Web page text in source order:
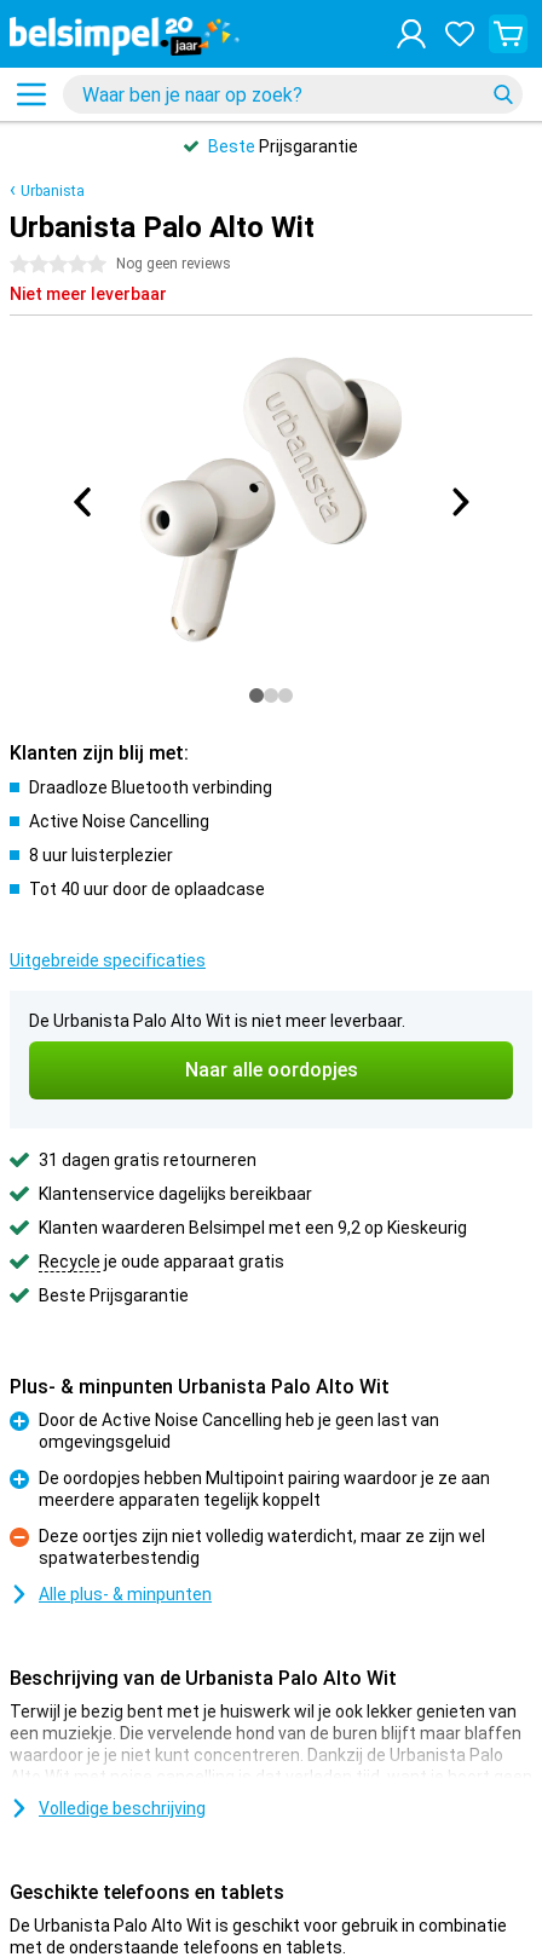
Beste Prijsgarantie
Urbanista
Urbanista Palo Alto Wit
0 sterren Nog geen reviews
Niet meer leverbaar
Klanten zijn blij met:
Draadloze Bluetooth verbinding
Active Noise Cancelling
8 uur luisterplezier
Tot 40 uur door de oplaadcase
Uitgebreide specificaties
De Urbanista Palo Alto Wit is niet meer leverbaar.
Naar alle oordopjes
31 dagen gratis retourneren
Klantenservice dagelijks bereikbaar
Klanten waarderen Belsimpel met een 9,2 op Kieskeurig
Recycle je oude apparaat gratis
Beste Prijsgarantie
Plus- & minpunten Urbanista Palo Alto Wit
Pluspunt
Door de Active Noise Cancelling heb je geen last van
omgevingsgeluid
Pluspunt
De oordopjes hebben Multipoint pairing waardoor je ze aan
meerdere apparaten tegelijk koppelt
Minpunt
Deze oortjes zijn niet volledig waterdicht, maar ze zijn wel
spatwaterbestendig
Alle plus- & minpunten
Beschrijving van de Urbanista Palo Alto Wit
Terwijl je bezig bent met je huiswerk wil je ook lekker genieten van
een muziekje. Die vervelende hond van de buren blijft maar blaffen
waardoor je je niet kunt concentreren. Dankzij de Urbanista Palo
Alto Wit met noise cancelling is dat verleden tijd, want je hoort geen
omgevingsgeluiden meer! Is voor jou het draagcomfort net zo
belangrijk als de muziekkwaliteit? Zoek dan niet verder! Deze in ear
Goed verstaanbaar tijdens telefoongesprek
Als jij op zoek bent naar een nieuw setje oordopjes waarmee je
Volledige beschrijving
Geschikte telefoons en tablets
De Urbanista Palo Alto Wit is geschikt voor gebruik in combinatie
met de onderstaande telefoons en tablets.